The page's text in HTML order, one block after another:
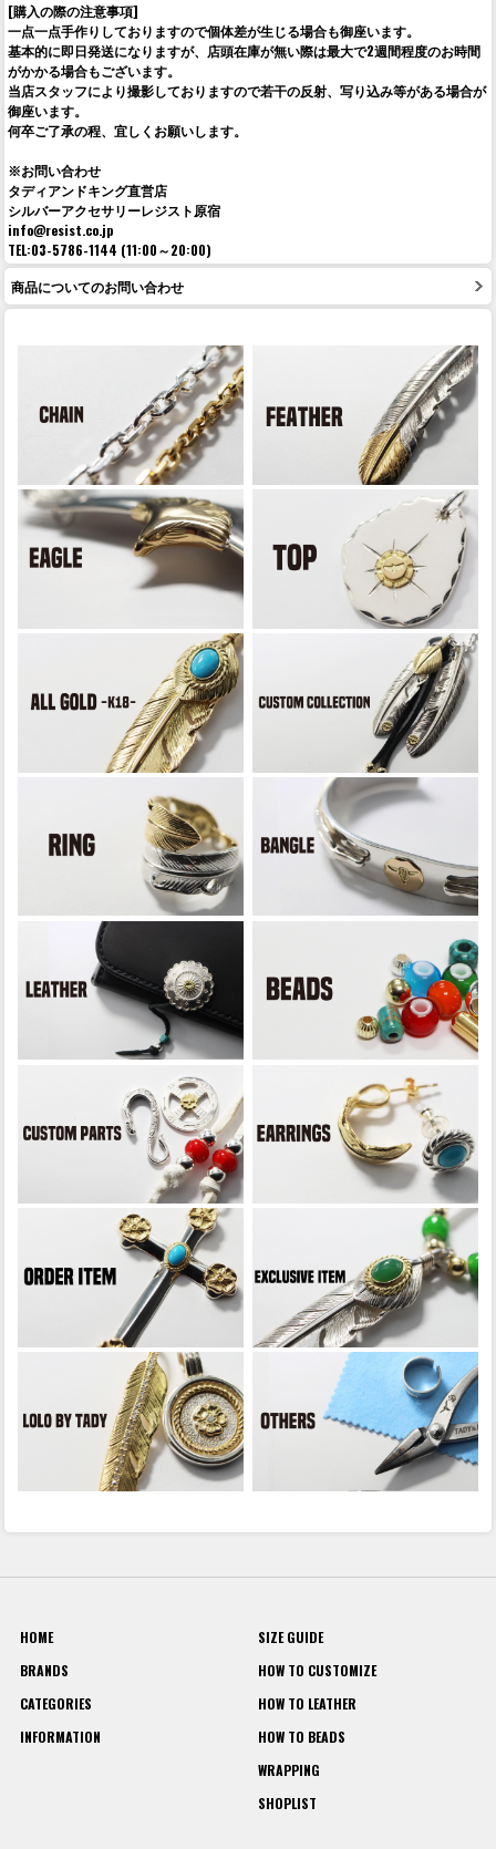
[購入の際の注意事項]
一点一点手作りしておりますので個体差が生じる場合も御座います。
基本的に即日発送になりますが、店頭在庫が無い際は最大で2週間程度のお時間
がかかる場合もございます。
当店スタッフにより撮影しておりますので若干の反射、写り込み等がある場合が
御座います。
何卒ご了承の程、宜しくお願いします。
※お問い合わせ
タディアンドキング直営店
シルバーアクセサリーレジスト原宿
info@resist.co.jp
TEL:03-5786-1144 (11:00～20:00)
商品についてのお問い合わせ
HOME
BRANDS
CATEGORIES
INFORMATION
SIZE GUIDE
HOW TO CUSTOMIZE
HOW TO LEATHER
HOW TO BEADS
WRAPPING
SHOPLIST